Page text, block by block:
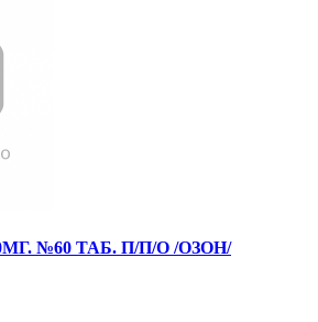
№60 ТАБ. П/П/О /ОЗОН/